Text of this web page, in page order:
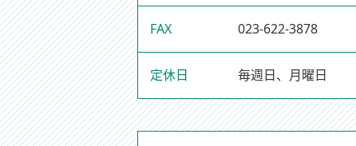
FAX 023-622-3878
定休日 毎週日、月曜日